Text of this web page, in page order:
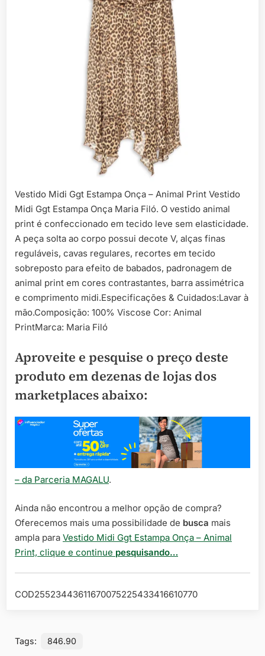
Vestido Midi Ggt Estampa Onça – Animal Print Vestido
Midi Ggt Estampa Onça Maria Filó. O vestido animal
print é confeccionado em tecido leve sem elasticidade.
A peça solta ao corpo possui decote V, alças finas
reguláveis, cavas regulares, recortes em tecido
sobreposto para efeito de babados, padronagem de
animal print em cores contrastantes, barra assimétrica
e comprimento midi.Especificações & Cuidados:Lavar à
mão.Composição: 100% Viscose Cor: Animal
PrintMarca: Maria Filó
Aproveite e pesquise o preço deste
produto em dezenas de lojas dos
marketplaces abaixo:
– da Parceria MAGALU.
Ainda não encontrou a melhor opção de compra?
Oferecemos mais uma possibilidade de busca mais
ampla para Vestido Midi Ggt Estampa Onça – Animal
Print, clique e continue pesquisando…
COD25523443611670075225433416610770
Tags: 846.90